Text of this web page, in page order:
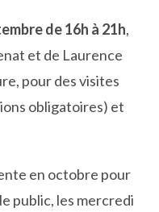
de 16h à 21h,
et de Laurence
pour des visites
obligatoires) et
en octobre pour
public, les mercredi